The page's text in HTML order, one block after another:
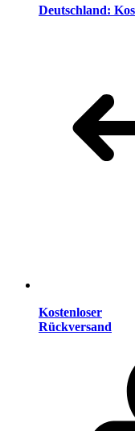
Deutschland:
Kostenloser
Rückversand